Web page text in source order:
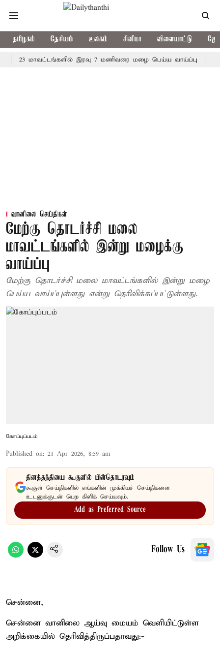
தமிழகம் தேசியம் உலகம் சினிமா விளையாட்டு
மாவட்டங்களில் இரவு 7 மணிவரை மழை பெய்ய வாய்ப்பு கொரிய
வானிலை செய்திகள்
மேற்கு தொடர்ச்சி மலை
மாவட்டங்களில் இன்று மழைக்கு
வாய்ப்பு
மேற்கு தொடர்ச்சி மலை மாவட்டங்களில் இன்று மழை
பெய்ய வாய்ப்புள்ளது என்று தெரிவிக்கப்பட்டுள்ளது.
கோப்புப்படம்
Published on: 21 Apr 2026, 8:59 am
தினத்தந்தியை கூகுளில் பின்தொடரவும்
கூகுள் செய்திகளில் எங்களின் முக்கியச் செய்திகளை
உடனுக்குடன் பெற கிளிக் செய்யவும்.
Add as Preferred Source
Follow Us
சென்னை,
சென்னை வானிலை ஆய்வு மையம் வெளியிட்டுள்ள
அறிக்கையில் தெரிவித்திருப்பதாவது:-